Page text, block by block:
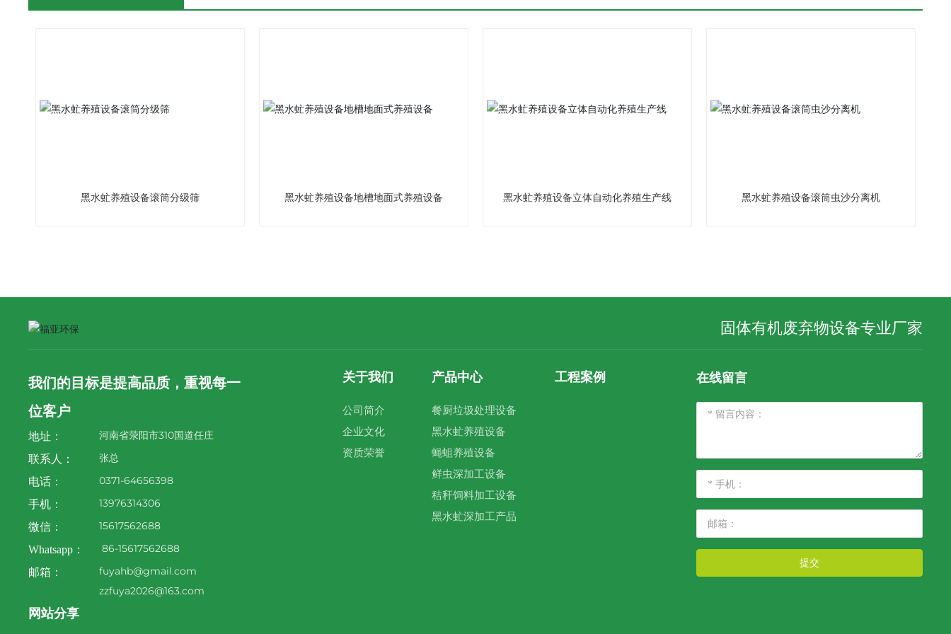
黑水虻养殖设备滚筒分级筛 黑水虻养殖设备地槽地面式养殖设备 黑水虻养殖设备立体自动化养殖生产线 黑水虻养殖设备滚筒虫沙分离机
固体有机废弃物设备专业厂家
我们的目标是提高品质，重视每一
位客户
地址： 河南省荥阳市310国道任庄
联系人： 张总
电话： 0371-64656398
手机： 13976314306
微信： 15617562688
Whatsapp： 86-15617562688
邮箱：
fuyahb@gmail.com
zzfuya2026@163.com
网站分享
关于我们
公司简介
企业文化
资质荣誉
产品中心
餐厨垃圾处理设备
黑水虻养殖设备
蝇蛆养殖设备
鲜虫深加工设备
秸秆饲料加工设备
黑水虻深加工产品
工程案例 在线留言
提交